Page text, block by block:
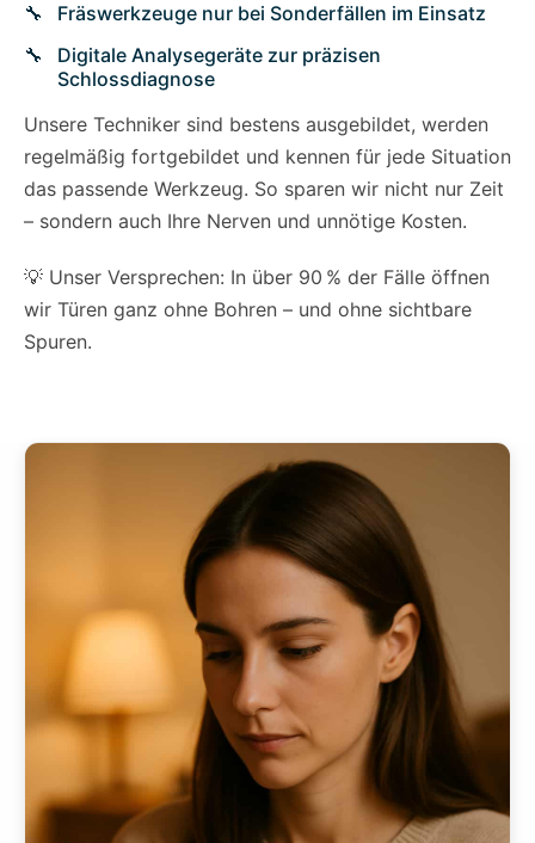
Fräswerkzeuge nur bei Sonderfällen im Einsatz
Digitale Analysegeräte zur präzisen
Schlossdiagnose
Unsere Techniker sind bestens ausgebildet, werden
regelmäßig fortgebildet und kennen für jede Situation
das passende Werkzeug. So sparen wir nicht nur Zeit
– sondern auch Ihre Nerven und unnötige Kosten.
💡 Unser Versprechen: In über 90 % der Fälle öffnen
wir Türen ganz ohne Bohren – und ohne sichtbare
Spuren.